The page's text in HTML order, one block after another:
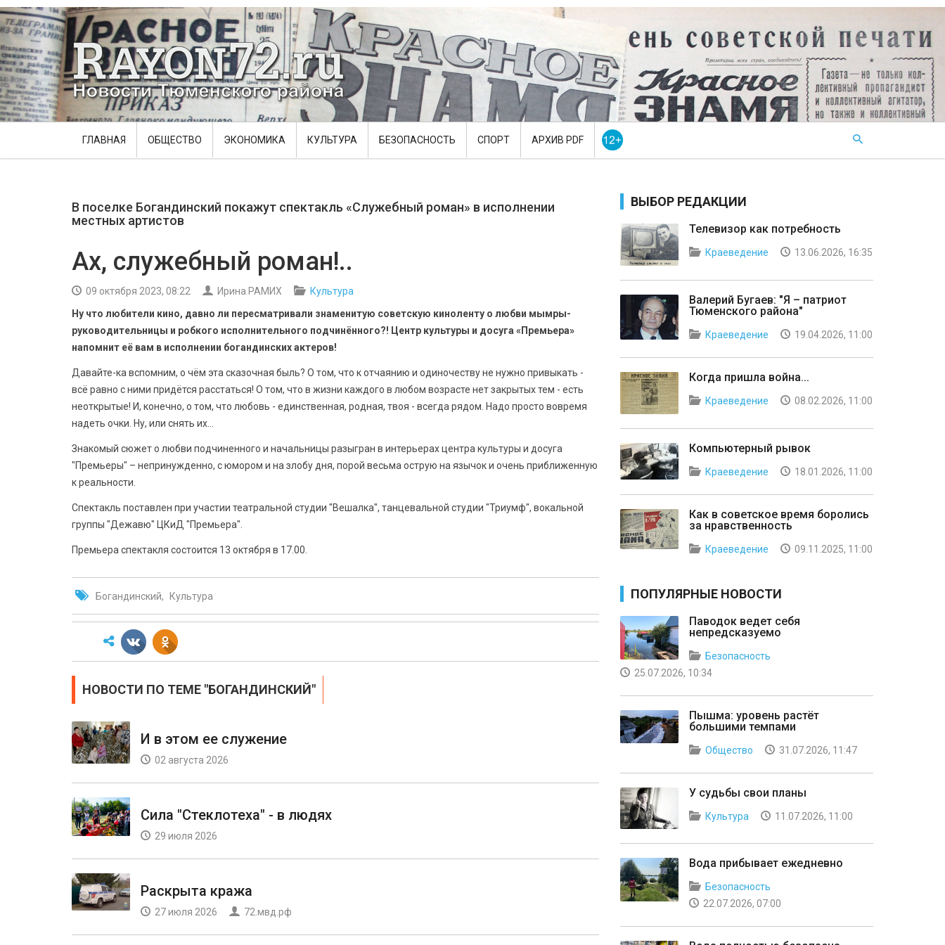
ГЛАВНАЯ ОБЩЕСТВО ЭКОНОМИКА КУЛЬТУРА БЕЗОПАСНОСТЬ СПОРТ АРХИВ PDF
В поселке Богандинский покажут спектакль «Служебный роман» в исполнении
местных артистов
Ах, служебный роман!..
09 октября 2023, 08:22 Ирина РАМИХ
Культура
Ну что любители кино, давно ли пересматривали знаменитую советскую киноленту о любви мымры-
руководительницы и робкого исполнительного подчинённого?! Центр культуры и досуга «Премьера»
напомнит её вам в исполнении богандинских актеров!
Давайте-ка вспомним, о чём эта сказочная быль? О том, что к отчаянию и одиночеству не нужно привыкать -
всё равно с ними придётся расстаться! О том, что в жизни каждого в любом возрасте нет закрытых тем - есть
неоткрытые! И, конечно, о том, что любовь - единственная, родная, твоя - всегда рядом. Надо просто вовремя
надеть очки. Ну, или снять их...
Знакомый сюжет о любви подчиненного и начальницы разыгран в интерьерах центра культуры и досуга
"Премьеры" – непринужденно, с юмором и на злобу дня, порой весьма острую на язычок и очень приближенную
к реальности.
Спектакль поставлен при участии театральной студии "Вешалка", танцевальной студии "Триумф", вокальной
группы "Дежавю" ЦКиД "Премьера".
Премьера спектакля состоится 13 октября в 17.00.
Богандинский Культура
НОВОСТИ ПО ТЕМЕ "БОГАНДИНСКИЙ"
И в этом ее служение
02 августа 2026
Сила "Стеклотеха" - в людях
29 июля 2026
Раскрыта кража
27 июля 2026 72.мвд.рф
ВЫБОР РЕДАКЦИИ
Телевизор как потребность
Краеведение 13.06.2026, 16:35
Валерий Бугаев: "Я – патриот
Тюменского района"
Краеведение 19.04.2026, 11:00
Когда пришла война...
Краеведение 08.02.2026, 11:00
Компьютерный рывок
Краеведение 18.01.2026, 11:00
Как в советское время боролись
за нравственность
Краеведение 09.11.2025, 11:00
ПОПУЛЯРНЫЕ НОВОСТИ
Паводок ведет себя
непредсказуемо
Безопасность
25.07.2026, 10:34
Пышма: уровень растёт
большими темпами
Общество 31.07.2026, 11:47
У судьбы свои планы
Культура 11.07.2026, 11:00
Вода прибывает ежедневно
Безопасность
22.07.2026, 07:00